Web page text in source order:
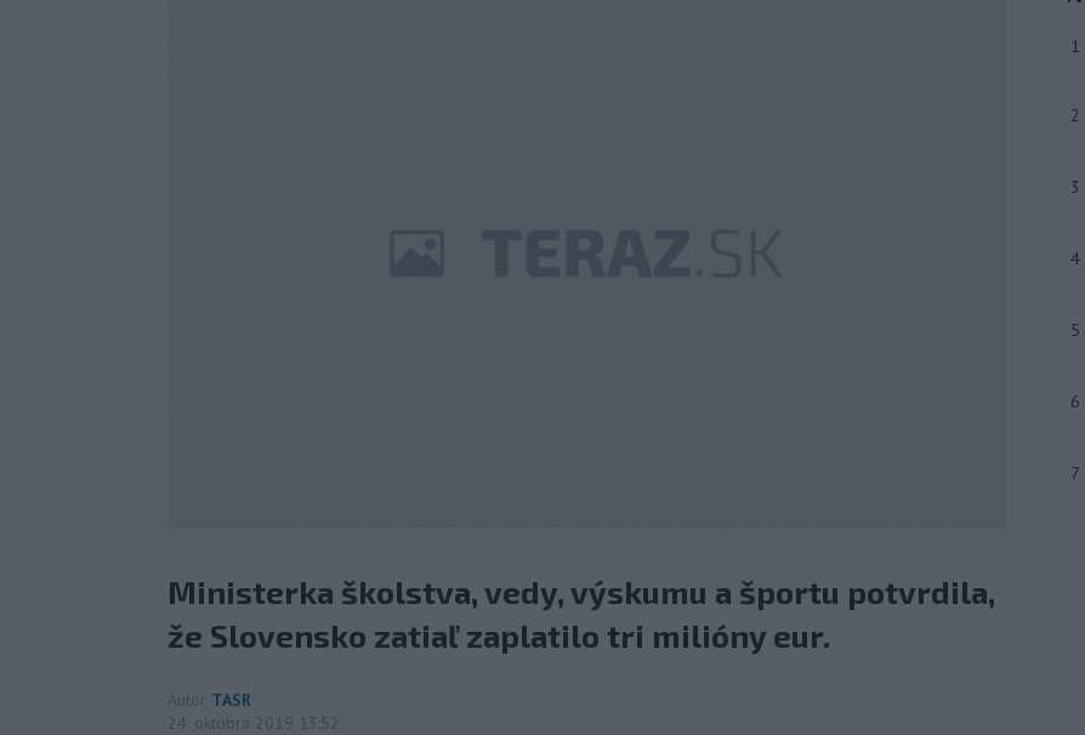
Ministerka školstva, vedy, výskumu a športu potvrdila,
že Slovensko zatiaľ zaplatilo tri milióny eur.
Autor TASR
24. októbra 2019 13:52
1
2
3
4
5
6
7